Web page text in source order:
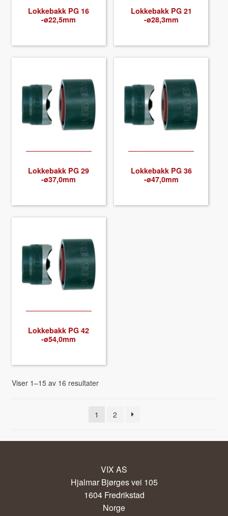
Lokke­bakk PG 16
-ø22,5mm
Lokke­bakk PG 21
-ø28,3mm
Lokke­bakk PG 29
-ø37,0mm
Lokke­bakk PG 36
-ø47,0mm
Lokke­bakk PG 42
-ø54,0mm
Viser 1–15 av 16 resultater
1 2
VIX AS
Hjalmar Bjørges vei 105
1604 Fredrikstad
Norge